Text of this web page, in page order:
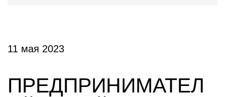
11 мая 2023
ПРЕДПРИНИМАТЕЛ